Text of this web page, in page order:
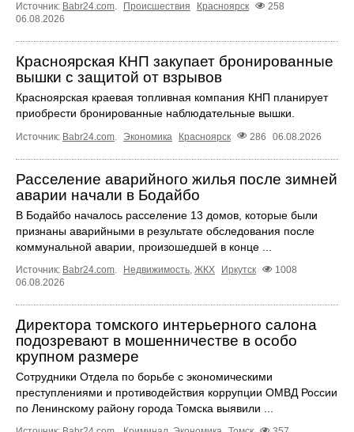
Источник: Babr24.com. Происшествия Красноярск
258
06.08.2026
Красноярская КНП закупает бронированные
вышки с защитой от взрывов
Красноярская краевая топливная компания КНП планирует
приобрести бронированные наблюдательные вышки.
Источник: Babr24.com Экономика Красноярск 286 06.08.2026
Расселение аварийного жилья после зимней
аварии начали в Бодайбо
В Бодайбо началось расселение 13 домов, которые были
признаны аварийными в результате обследования после
коммунальной аварии, произошедшей в конце ...
Источник: Babr24.com Недвижимость ЖКХ Иркутск
1008
06.08.2026
Директора томского интерьерного салона
подозревают в мошенничестве в особо
крупном размере
Сотрудники Отдела по борьбе с экономическими
преступлениями и противодействия коррупции ОМВД России
по Ленинскому району города Томска выявили ...